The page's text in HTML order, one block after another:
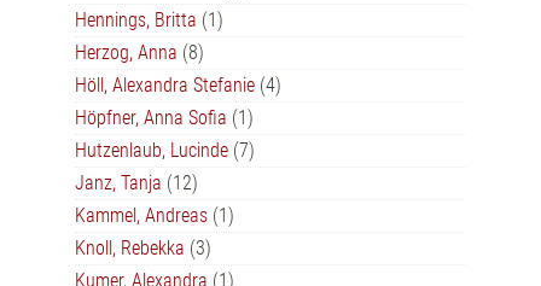
Hennings, Britta (1)
Herzog, Anna (8)
Höll, Alexandra Stefanie (4)
Höpfner, Anna Sofia (1)
Hutzenlaub, Lucinde (7)
Janz, Tanja (12)
Kammel, Andreas (1)
Knoll, Rebekka (3)
Kumer, Alexandra (1)